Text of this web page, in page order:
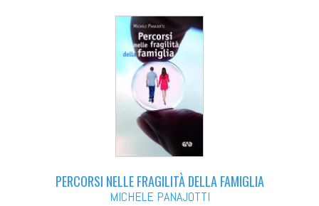
PERCORSI NELLE FRAGILITÀ DELLA FAMIGLIA
MICHELE PANAJOTTI